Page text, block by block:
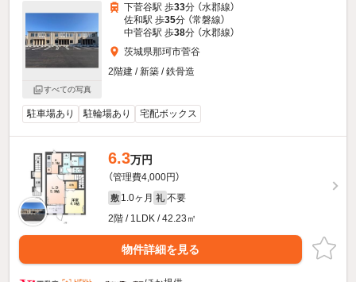
すべての写真
下菅谷駅 歩33分 （水郡線）
佐和駅 歩35分 （常磐線）
中菅谷駅 歩38分 （水郡線）
茨城県那珂市菅谷
2階建 / 新築 / 鉄骨造
駐車場あり 駐輪場あり 宅配ボックス
6.3万円
（管理費4,000円）
敷 1.0ヶ月 礼 不要
2階 / 1LDK / 42.23㎡
物件詳細を見る